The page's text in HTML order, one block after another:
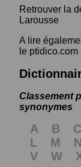
Retrouver la
Larousse
A lire
le ptidico.com
Classement
synonymes
A B C
L
M N
V
W